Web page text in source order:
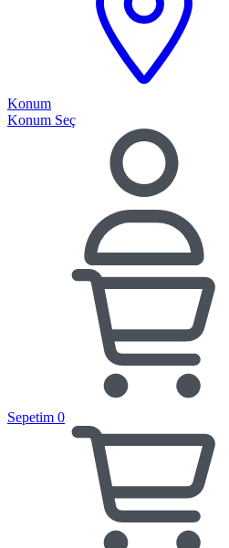
Konum
Konum Seç
Sepetim 0